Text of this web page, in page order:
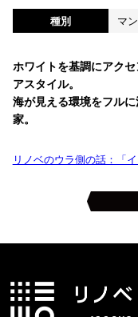
種別 マ
ホワイトを基調にアク
アスタイル。
海が見える環境をフル
家。
リノベのウラ側の話：「